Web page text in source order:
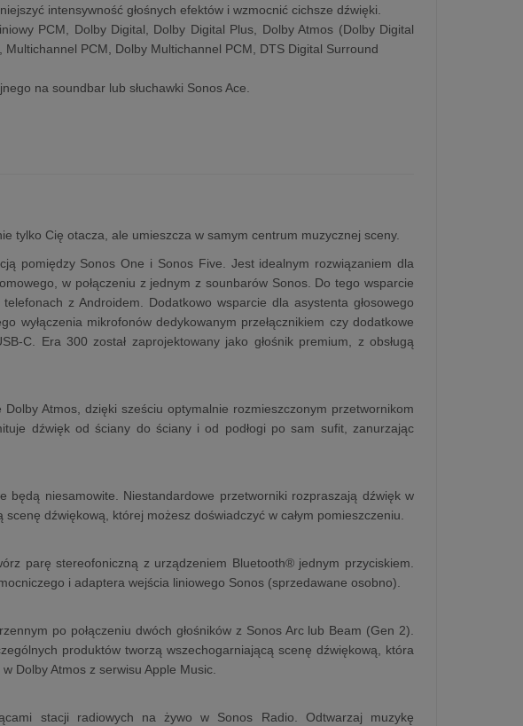
intensywność głośnych efektów i wzmocnić cichsze dźwięki.
PCM, Dolby Digital, Dolby Digital Plus, Dolby Atmos (Dolby Digital
PCM, Dolby Multichannel PCM, DTS Digital Surround
na soundbar lub słuchawki Sonos Ace.
tylko Cię otacza, ale umieszcza w samym centrum muzycznej sceny.
pomiędzy Sonos One i Sonos Five. Jest idealnym rozwiązaniem dla
w połączeniu z jednym z sounbarów Sonos. Do tego wsparcie
z Androidem. Dodatkowo wsparcie dla asystenta głosowego
wyłączenia mikrofonów dedykowanym przełącznikiem czy dodatkowe
C. Era 300 został zaprojektowany jako głośnik premium, z obsługą
Atmos, dzięki sześciu optymalnie rozmieszczonym przetwornikom
dźwięk od ściany do ściany i od podłogi po sam sufit, zanurzając
będą niesamowite. Niestandardowe przetworniki rozpraszają dźwięk w
dźwiękową, której możesz doświadczyć w całym pomieszczeniu.
parę stereofoniczną z urządzeniem Bluetooth® jednym przyciskiem.
i adaptera wejścia liniowego Sonos (sprzedawane osobno).
po połączeniu dwóch głośników z Sonos Arc lub Beam (Gen 2).
produktów tworzą wszechogarniającą scenę dźwiękową, która
Dolby Atmos z serwisu Apple Music.
stacji radiowych na żywo w Sonos Radio. Odtwarzaj muzykę